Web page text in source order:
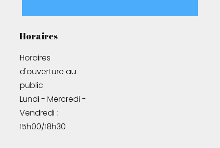
Horaires
Horaires
d'ouverture au
public
Lundi - Mercredi -
Vendredi :
15h00/18h30